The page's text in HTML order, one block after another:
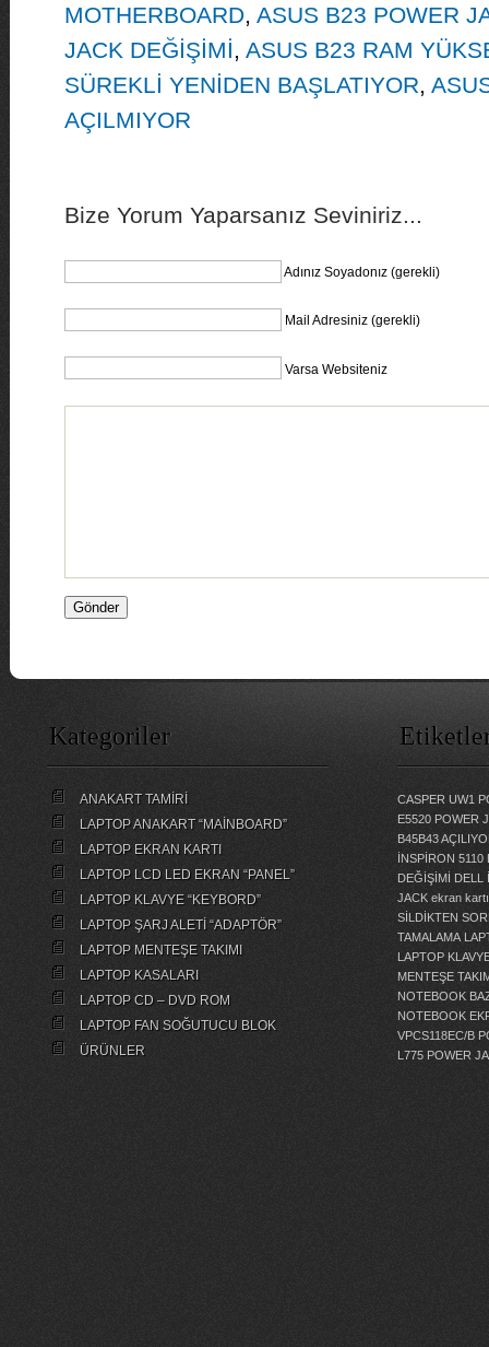
MOTHERBOARD, ASUS B23 POWER
JACK DEĞİŞİMİ, ASUS B23 RAM
SÜREKLİ YENİDEN BAŞLATIYOR,
AÇILMIYOR
Bize Yorum Yaparsanız Seviniriz...
Adınız Soyadonız (gerekli)
Mail Adresiniz (gerekli)
Varsa Websiteniz
Kategoriler
ANAKART TAMİRİ
LAPTOP ANAKART “MAİNBOARD”
LAPTOP EKRAN KARTI
LAPTOP LCD LED EKRAN “PANEL”
LAPTOP KLAVYE “KEYBORD”
LAPTOP ŞARJ ALETİ “ADAPTÖR”
LAPTOP MENTEŞE TAKIMI
LAPTOP KASALARI
LAPTOP CD – DVD ROM
LAPTOP FAN SOĞUTUCU BLOK
ÜRÜNLER
CASPER UW1
E5520 POWER
B45B43
İNSPİRON
DEĞİŞİMİ
DELL
JACK ekran
SİLDİKTEN
TAMALAMA
LAPTOP
MENTEŞE
NOTEBOOK
NOTEBOOK
VPCS118EC/B
L775 POWER